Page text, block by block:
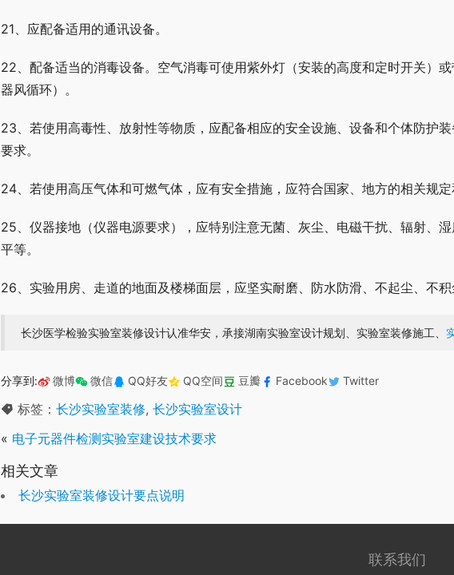
21、应配备适用的通讯设备。
22、配备适当的消毒设备。空气消毒可使用紫外灯（安装的高度和定时开关）
器风循环）。
23、若使用高毒性、放射性等物质，应配备相应的安全设施、设备和个体防护
要求。
24、若使用高压气体和可燃气体，应有安全措施，应符合国家、地方的相关规定
25、仪器接地（仪器电源要求），应特别注意无菌、灰尘、电磁干扰、辐射、
平等。
26、实验用房、走道的地面及楼梯面层，应坚实耐磨、防水防滑、不起尘、不积
长沙医学检验实验室装修设计认准华安，承接湖南实验室设计规划、实验室装修施工、
分享到: 微博 微信 QQ好友 QQ空间 豆瓣 Facebook Twitter
标签： 长沙实验室装修, 长沙实验室设计
« 电子元器件检测实验室建设技术要求
相关文章
长沙实验室装修设计要点说明
联系我们